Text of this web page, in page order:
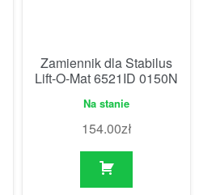
Zamiennik dla Stabilus
Lift-O-Mat 6521ID 0150N
Na stanie
154.00zł